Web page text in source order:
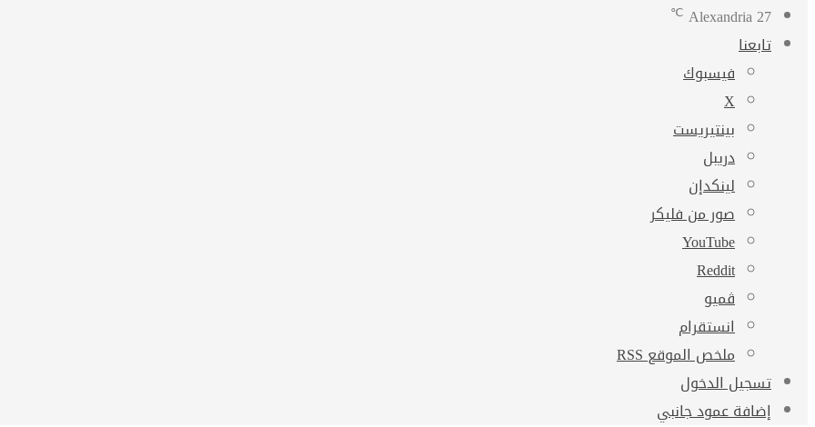
Alexandria27
℃
تابعنا
فيسبوك
‫X
بينتيريست
دريبل
لينكدإن
صور من فليكر
‫YouTube
ڤميو
انستقرام
ملخص الموقع RSS
تسجيل الدخول
إضافة عمود جانبي